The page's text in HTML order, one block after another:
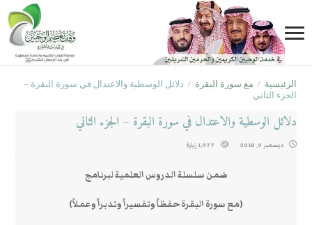
الرئيسية / مع سورة البقرة / دلائل الوسطية والاعتدال في سورة البقرة –
الجزء الثاني
دلائل الوسطية والاعتدال في سورة البقرة – الجزء الثاني
ديسمبر 9, 2018 1,977 زيارة
ضمن سلسلة الدروس العلمية لبرنامج
(مع سورة البقرة حفظاً وتفسيراً وتدبراً وعملاً)